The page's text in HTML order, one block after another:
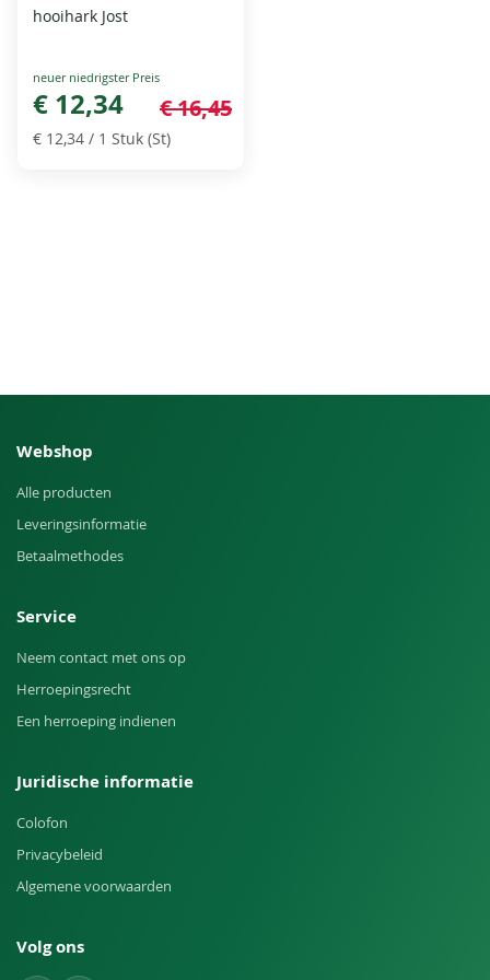
hooihark Jost
Special
Price
€ 12,34 € 16,45
€ 12,34 / 1 Stuk (St)
Webshop
Alle producten
Leveringsinformatie
Betaalmethodes
Service
Neem contact met ons op
Herroepingsrecht
Een herroeping indienen
Juridische informatie
Colofon
Privacybeleid
Algemene voorwaarden
Volg ons